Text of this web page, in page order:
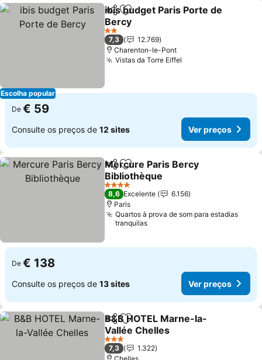
Escolha popular
PartilharAdicionar aos favoritos
ibis budget Paris Porte de
Bercy
2 Estrelas
7,3
12.769
Charenton-le-Pont
Vistas da Torre Eiffel
De € 59
Consulte os preços de 12 sites Ver preços
PartilharAdicionar aos favoritos
Mercure Paris Bercy
Bibliothèque
4 Estrelas
8,6 Excelente
6.156
Paris
Quartos à prova de som para estadias
tranquilas
De € 138
Consulte os preços de 13 sites Ver preços
PartilharAdicionar aos favoritos
B&B HOTEL Marne-la-
Vallée Chelles
3 Estrelas
7,3
1.322